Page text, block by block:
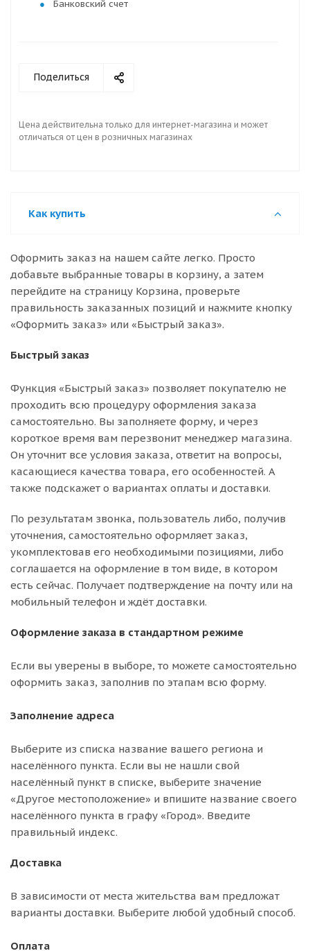
Банковский счет
Поделиться
Цена действительна только для интернет-магазина и может
отличаться от цен в розничных магазинах
Как купить
Оформить заказ на нашем сайте легко. Просто
добавьте выбранные товары в корзину, а затем
перейдите на страницу Корзина, проверьте
правильность заказанных позиций и нажмите кнопку
«Оформить заказ» или «Быстрый заказ».
Быстрый заказ
Функция «Быстрый заказ» позволяет покупателю не
проходить всю процедуру оформления заказа
самостоятельно. Вы заполняете форму, и через
короткое время вам перезвонит менеджер магазина.
Он уточнит все условия заказа, ответит на вопросы,
касающиеся качества товара, его особенностей. А
также подскажет о вариантах оплаты и доставки.
По результатам звонка, пользователь либо, получив
уточнения, самостоятельно оформляет заказ,
укомплектовав его необходимыми позициями, либо
соглашается на оформление в том виде, в котором
есть сейчас. Получает подтверждение на почту или на
мобильный телефон и ждёт доставки.
Оформление заказа в стандартном режиме
Если вы уверены в выборе, то можете самостоятельно
оформить заказ, заполнив по этапам всю форму.
Заполнение адреса
Выберите из списка название вашего региона и
населённого пункта. Если вы не нашли свой
населённый пункт в списке, выберите значение
«Другое местоположение» и впишите название своего
населённого пункта в графу «Город». Введите
правильный индекс.
Доставка
В зависимости от места жительства вам предложат
варианты доставки. Выберите любой удобный способ.
Оплата